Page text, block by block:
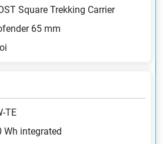
Square Trekking Carrier
65 mm
TE
Wh integrated